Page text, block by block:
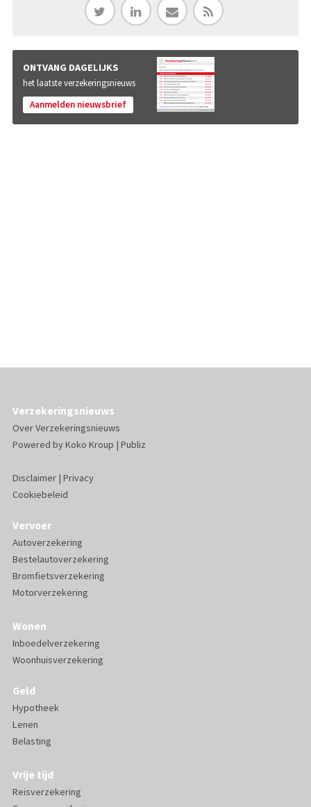
ONTVANG DAGELIJKS
het laatste verzekeringsnieuws
Aanmelden nieuwsbrief
Verzekeringsnieuws
Over Verzekeringsnieuws
Powered byKoko Kroup | Publiz
Disclaimer| Privacy
Cookiebeleid
Vervoer
Autoverzekering
Bestelautoverzekering
Bromfietsverzekering
Motorverzekering
Wonen
Inboedelverzekering
Woonhuisverzekering
Geld
Hypotheek
Lenen
Belasting
Vrije tijd
Reisverzekering